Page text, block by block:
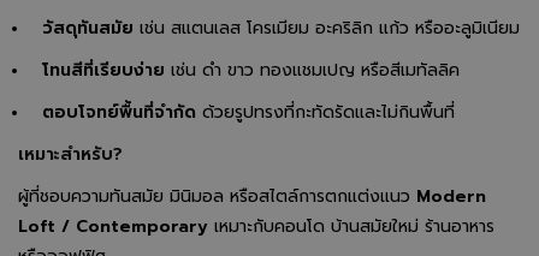
วัสดุทันสมัย เช่น สแตนเลส โครเมียม อะคริลิก แก้ว หรืออะลูมิเนียม
โทนสีที่เรียบง่าย เช่น ดำ ขาว ทองแชมเปญ หรือสีเมทัลลิค
ตอบโจทย์พื้นที่จำกัด ด้วยรูปทรงที่กะทัดรัดและไม่กินพื้นที่
เหมาะสำหรับ?
ผู้ที่ชอบความทันสมัย มินิมอล หรือสไตล์การตกแต่งแนว Modern
Loft / Contemporary เหมาะกับคอนโด บ้านสมัยใหม่ ร้านอาหาร